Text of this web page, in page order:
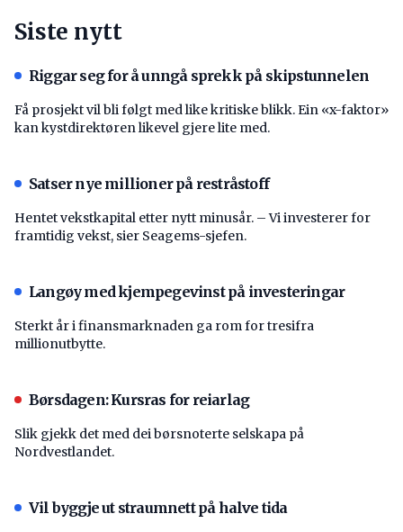
Siste nytt
Riggar seg for å unngå sprekk på skipstunnelen
Få prosjekt vil bli følgt med like kritiske blikk. Ein «x-faktor»
kan kystdirektøren likevel gjere lite med.
Satser nye millioner på restråstoff
Hentet vekstkapital etter nytt minusår. – Vi investerer for
framtidig vekst, sier Seagems-sjefen.
Langøy med kjempegevinst på investeringar
Sterkt år i finansmarknaden ga rom for tresifra
millionutbytte.
Børsdagen: Kursras for reiarlag
Slik gjekk det med dei børsnoterte selskapa på
Nordvestlandet.
Vil byggje ut straumnett på halve tida